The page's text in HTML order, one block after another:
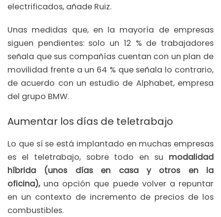
electrificados, añade Ruiz.
Unas medidas que, en la mayoría de empresas
siguen pendientes: solo un 12 % de trabajadores
señala que sus compañías cuentan con un plan de
movilidad frente a un 64 % que señala lo contrario,
de acuerdo con un estudio de Alphabet, empresa
del grupo BMW.
Aumentar los días de teletrabajo
Lo que sí se está implantado en muchas empresas
es el teletrabajo, sobre todo en su modalidad
híbrida (unos días en casa y otros en la
oficina),una opción que puede volver a repuntar
en un contexto de incremento de precios de los
combustibles.